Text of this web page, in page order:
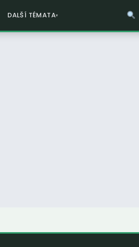
DALŠÍ TÉMATA